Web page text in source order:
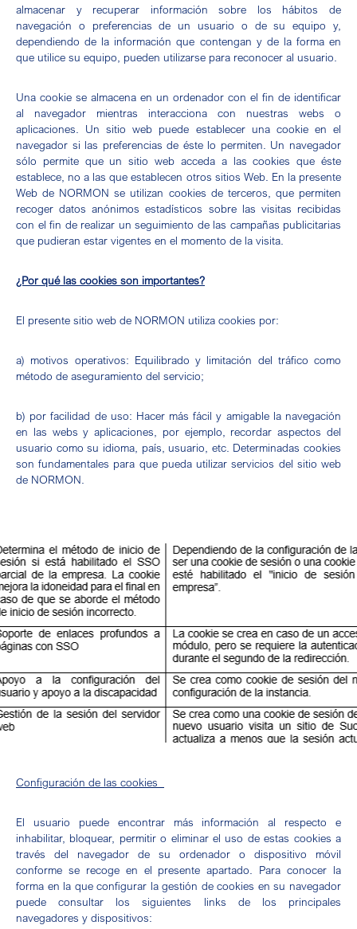
almacenar y recuperar información sobre los hábitos de
navegación o preferencias de un usuario o de su equipo y,
dependiendo de la información que contengan y de la forma en
que utilice su equipo, pueden utilizarse para reconocer al usuario.
Una cookie se almacena en un ordenador con el fin de identificar
al navegador mientras interacciona con nuestras webs o
aplicaciones. Un sitio web puede establecer una cookie en el
navegador si las preferencias de éste lo permiten. Un navegador
sólo permite que un sitio web acceda a las cookies que éste
establece, no a las que establecen otros sitios Web. En la presente
Web de NORMON se utilizan cookies de terceros, que permiten
recoger datos anónimos estadísticos sobre las visitas recibidas
con el fin de realizar un seguimiento de las campañas publicitarias
que pudieran estar vigentes en el momento de la visita.
¿Por qué las cookies son importantes?
El presente sitio web de NORMON utiliza cookies por:
a) motivos operativos: Equilibrado y limitación del tráfico como
método de aseguramiento del servicio;
b) por facilidad de uso: Hacer más fácil y amigable la navegación
en las webs y aplicaciones, por ejemplo, recordar aspectos del
usuario como su idioma, país, usuario, etc. Determinadas cookies
son fundamentales para que pueda utilizar servicios del sitio web
de NORMON.
Configuración de las cookies
El usuario puede encontrar más información al respecto e
inhabilitar, bloquear, permitir o eliminar el uso de estas cookies a
través del navegador de su ordenador o dispositivo móvil
conforme se recoge en el presente apartado. Para conocer la
forma en la que configurar la gestión de cookies en su navegador
puede consultar los siguientes links de los principales
navegadores y dispositivos: